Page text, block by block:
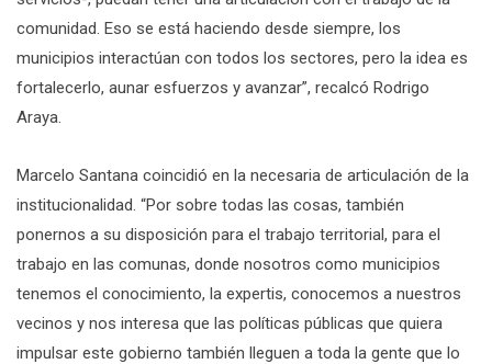
comunidad. Eso se está haciendo desde siempre, los
municipios interactúan con todos los sectores, pero la idea es
fortalecerlo, aunar esfuerzos y avanzar”, recalcó Rodrigo
Araya.
Marcelo Santana coincidió en la necesaria de articulación de la
institucionalidad. “Por sobre todas las cosas, también
ponernos a su disposición para el trabajo territorial, para el
trabajo en las comunas, donde nosotros como municipios
tenemos el conocimiento, la expertis, conocemos a nuestros
vecinos y nos interesa que las políticas públicas que quiera
impulsar este gobierno también lleguen a toda la gente que lo